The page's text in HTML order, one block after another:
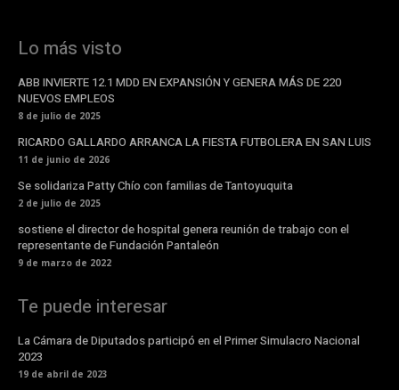
Lo más visto
ABB INVIERTE 12.1 MDD EN EXPANSIÓN Y GENERA MÁS DE 220
NUEVOS EMPLEOS
8 de julio de 2025
RICARDO GALLARDO ARRANCA LA FIESTA FUTBOLERA EN SAN LUIS
11 de junio de 2026
Se solidariza Patty Chío con familias de Tantoyuquita
2 de julio de 2025
sostiene el director de hospital genera reunión de trabajo con el
representante de Fundación Pantaleón
9 de marzo de 2022
Te puede interesar
La Cámara de Diputados participó en el Primer Simulacro Nacional
2023
19 de abril de 2023